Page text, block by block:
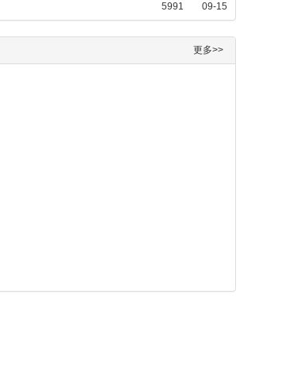
5991 09-15
更多>>